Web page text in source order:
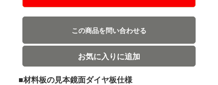
この商品を問い合わせる
お気に入りに追加
■材料板の見本鏡面ダイヤ板仕様